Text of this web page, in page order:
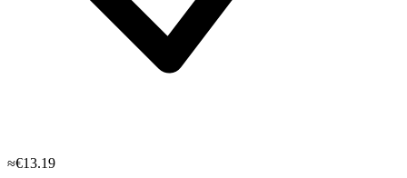
≈€13.19